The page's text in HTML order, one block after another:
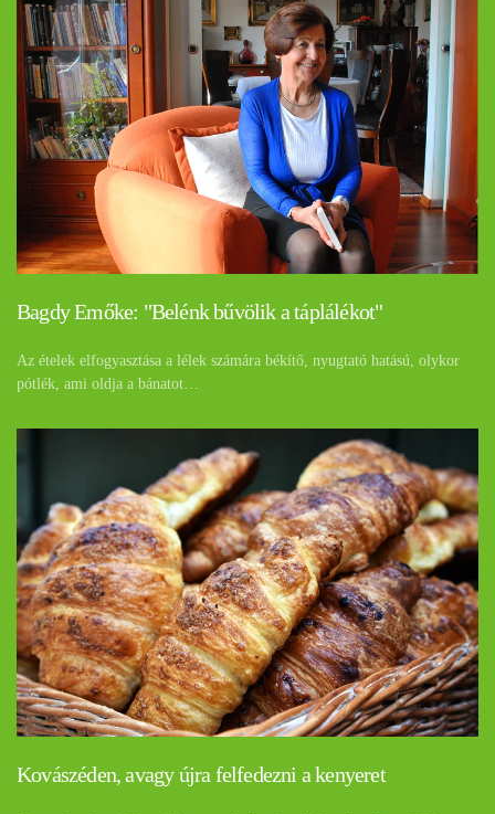
Bagdy Emőke: "Belénk bűvölik a táplálékot"
Az ételek elfogyasztása a lélek számára békítő, nyugtató hatású, olykor
pótlék, ami oldja a bánatot…
Kovászéden, avagy újra felfedezni a kenyeret